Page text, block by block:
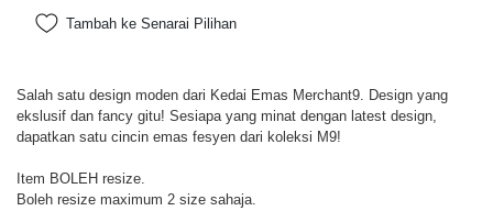
Tambah ke Senarai Pilihan
Salah satu design moden dari Kedai Emas Merchant9. Design yang
ekslusif dan fancy gitu! Sesiapa yang minat dengan latest design,
dapatkan satu cincin emas fesyen dari koleksi M9!
Item BOLEH resize.
Boleh resize maximum 2 size sahaja.